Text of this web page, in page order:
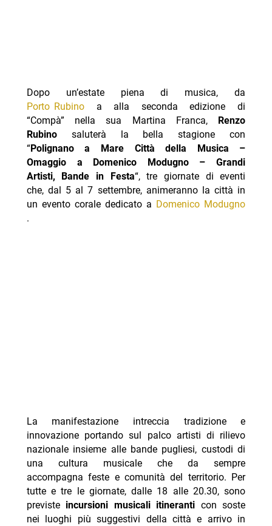
Dopo un’estate piena di musica, da
Porto Rubinoa alla seconda edizione di
“Compà” nella sua Martina Franca,
Renzo
Rubinosaluterà la bella stagione con
“Polignano a Mare Città della Musica –
Omaggio a Domenico Modugno – Grandi
Artisti, Bande in Festa“, tre giornate di eventi
che, dal 5 al 7 settembre, animeranno la città in
un evento corale dedicato a Domenico Modugno
.
La manifestazione intreccia tradizione e
innovazione portando sul palco artisti di rilievo
nazionale insieme alle bande pugliesi, custodi di
una cultura musicale che da sempre
accompagna feste e comunità del territorio. Per
tutte e tre le giornate, dalle 18 alle 20.30, sono
previste incursioni musicali itineranti con soste
nei luoghi più suggestivi della città e arrivo in